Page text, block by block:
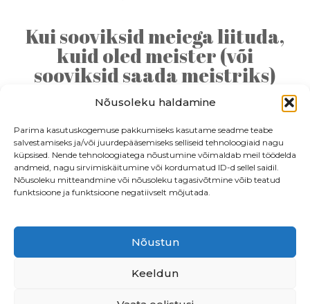
Nõusoleku haldamine
Parima kasutuskogemuse pakkumiseks kasutame seadme teabe
salvestamiseks ja/või juurdepääsemiseks selliseid tehnoloogiaid nagu
küpsised. Nende tehnoloogiatega nõustumine võimaldab meil töödelda
andmeid, nagu sirvimiskäitumine või kordumatud ID-d sellel saidil.
Nõusoleku mitteandmine või nõusoleku tagasivõtmine võib teatud
funktsioone ja funktsioone negatiivselt mõjutada.
Nõustun
Keeldun
Kui sooviksid meiega liituda,
kuid oled meister (või
sooviksid saada meistriks)
mõne teise iluhoolduse
pakkumises, siis kirjuta
meile ikka!
EE547700771003878513